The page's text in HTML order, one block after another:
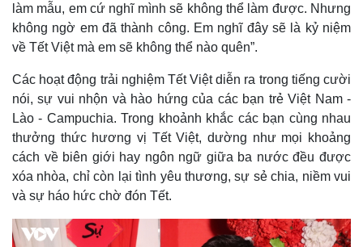
Bất động sản
Khởi nghiệp
Giá vàng
Tiêu dùng
Tỷ giá
Giá cà phê
làm mẫu, em cứ nghĩ mình sẽ không thể làm được. Nhưng
không ngờ em đã thành công. Em nghĩ đây sẽ là kỷ niệm
về Tết Việt mà em sẽ không thể nào quên”.
Các hoạt động trải nghiệm Tết Việt diễn ra trong tiếng cười
nói, sự vui nhộn và hào hứng của các bạn trẻ Việt Nam -
Lào - Campuchia. Trong khoảnh khắc các bạn cùng nhau
thưởng thức hương vị Tết Việt, dường như mọi khoảng
cách về biên giới hay ngôn ngữ giữa ba nước đều được
xóa nhòa, chỉ còn lại tình yêu thương, sự sẻ chia, niềm vui
và sự háo hức chờ đón Tết.